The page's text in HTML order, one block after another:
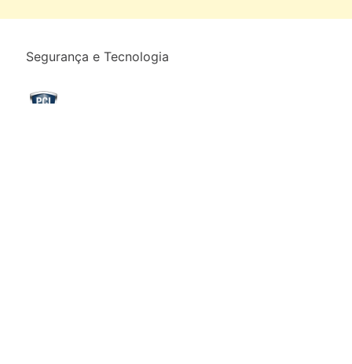
Segurança e Tecnologia